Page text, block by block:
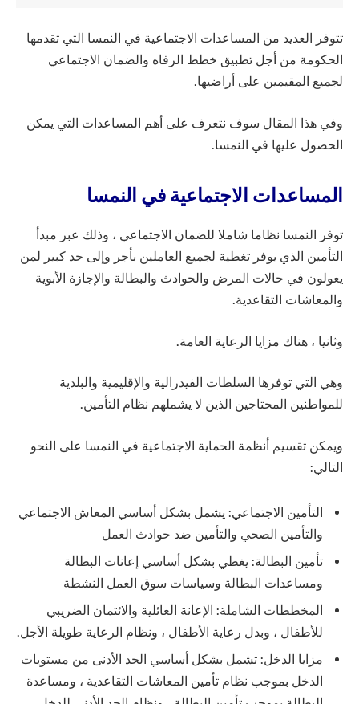
تتوفر العديد من المساعدات الاجتماعية في النمسا التي تقدمها
الحكومة من أجل تطبيق خطط الرفاه والضمان الاجتماعي
لجميع المقيمين على أراضيها.
وفي هذا المقال سوف نتعرف على أهم المساعدات التي يمكن
الحصول عليها في النمسا.
المساعدات الاجتماعية في النمسا
توفر النمسا نظاما شاملا للضمان الاجتماعي ، وذلك عبر مبدأ
التأمين الذي يوفر تغطية لجميع العاملين بأجر وإلى حد كبير لمن
يعولون في حالات المرض والحوادث والبطالة والإجازة الأبوية
والمعاشات التقاعدية.
وثانيا ، هناك مزايا الرعاية العامة.
وهي التي توفرها السلطات الفيدرالية والإقليمية والبلدية
للمواطنين المحتاجين الذين لا يشملهم نظام التأمين.
ويمكن تقسيم أنظمة الحماية الاجتماعية في النمسا على النحو
التالي:
التأمين الاجتماعي: يشمل بشكل أساسي المعاش الاجتماعي
والتأمين الصحي والتأمين ضد حوادث العمل
تأمين البطالة: يغطي بشكل أساسي إعانات البطالة
ومساعدات البطالة وسياسات سوق العمل النشطة
المخططات الشاملة: الإعانة العائلية والائتمان الضريبي
للأطفال ، وبدل رعاية الأطفال ، ونظام الرعاية طويلة الأجل.
مزايا الدخل: تشمل بشكل أساسي الحد الأدنى من مستويات
الدخل بموجب نظام تأمين المعاشات التقاعدية ، ومساعدة